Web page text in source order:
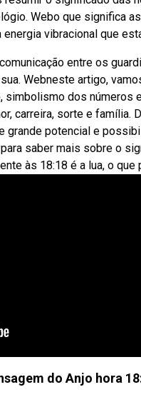
Webo que significa
vibracional que
entre os
Webneste artigo,
simbolismo dos
carreira, sorte e família.
potencial e
saber mais sobre o
às 18:18 é a lua, o que
do Anjo hora